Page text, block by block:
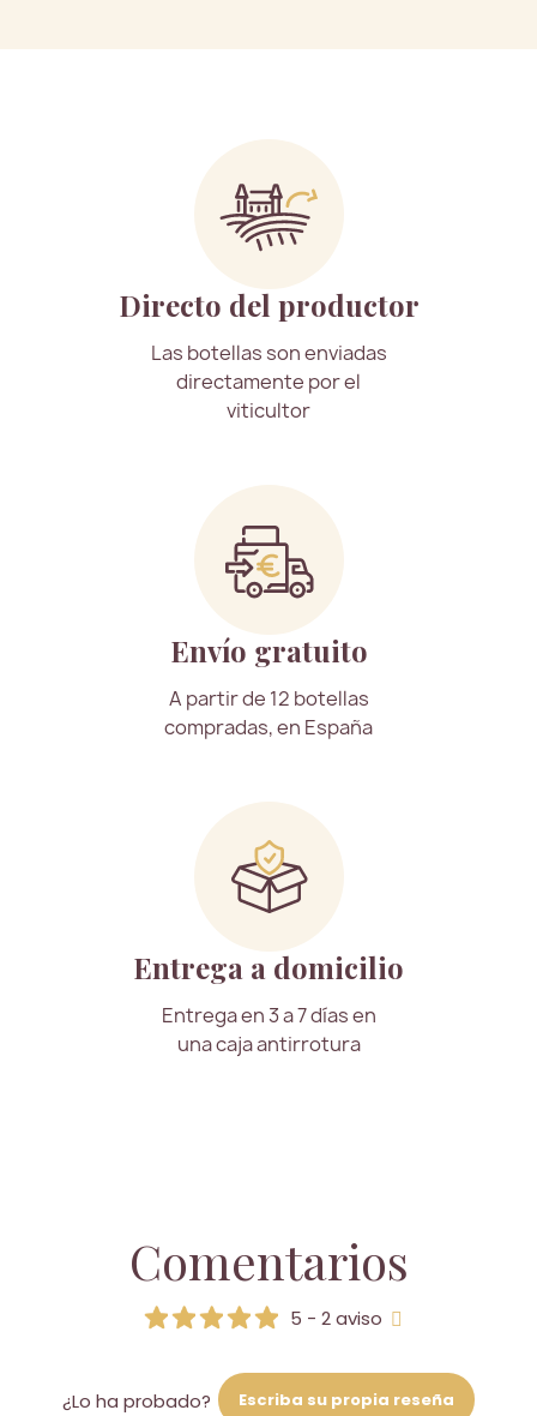
Directo del productor
Las botellas son enviadas
directamente por el
viticultor
Envío gratuito
A partir de 12 botellas
compradas, en España
Entrega a domicilio
Entrega en 3 a 7 días en
una caja antirrotura
Comentarios
5 - 2 aviso
¿Lo ha probado? Escriba su propia reseña